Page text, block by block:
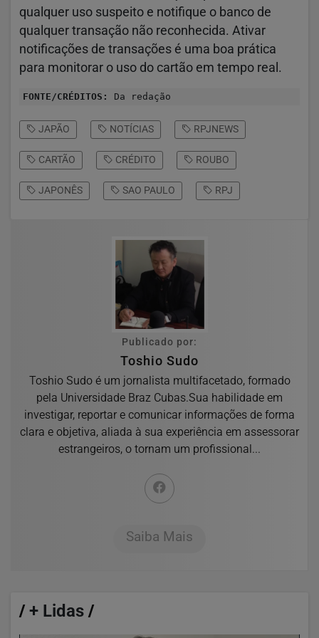
qualquer uso suspeito e notifique o banco de
qualquer transação não reconhecida. Ativar
notificações de transações é uma boa prática
para monitorar o uso do cartão em tempo real.
FONTE/CRÉDITOS: Da redação
JAPÃO NOTÍCIAS RPJNEWS
CARTÃO CRÉDITO ROUBO
JAPONÊS SAO PAULO RPJ
Publicado por:
Toshio Sudo
Toshio Sudo é um jornalista multifacetado, formado
pela Universidade Braz Cubas.Sua habilidade em
investigar, reportar e comunicar informações de forma
clara e objetiva, aliada à sua experiência em assessorar
estrangeiros, o tornam um profissional...
Saiba Mais
/ + Lidas /